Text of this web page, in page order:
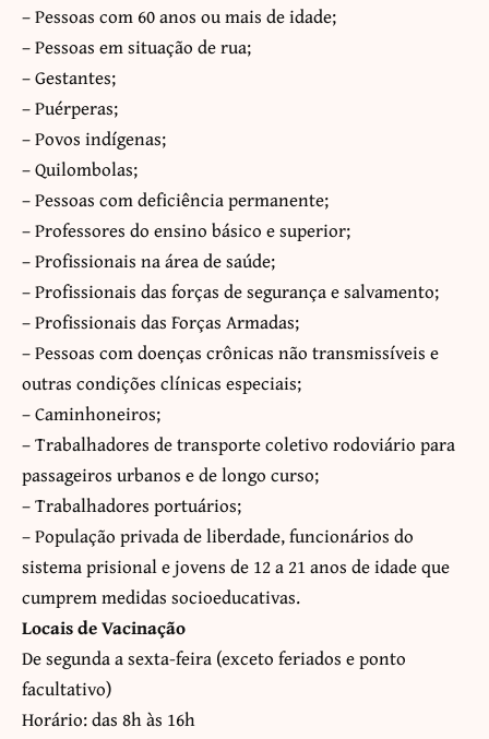
– Pessoas com 60 anos ou mais de idade;
– Pessoas em situação de rua;
– Gestantes;
– Puérperas;
– Povos indígenas;
– Quilombolas;
– Pessoas com deficiência permanente;
– Professores do ensino básico e superior;
– Profissionais na área de saúde;
– Profissionais das forças de segurança e salvamento;
– Profissionais das Forças Armadas;
– Pessoas com doenças crônicas não transmissíveis e
outras condições clínicas especiais;
– Caminhoneiros;
– Trabalhadores de transporte coletivo rodoviário para
passageiros urbanos e de longo curso;
– Trabalhadores portuários;
– População privada de liberdade, funcionários do
sistema prisional e jovens de 12 a 21 anos de idade que
cumprem medidas socioeducativas.
Locais de Vacinação
De segunda a sexta-feira (exceto feriados e ponto
facultativo)
Horário: das 8h às 16h